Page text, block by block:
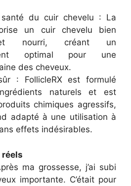
du cuir chevelu : La
un cuir chevelu bien
nourri, créant un
optimal pour une
des cheveux.
: FollicleRX est formulé
naturels et est
chimiques agressifs,
adapté à une utilisation à
effets indésirables.
réels
ma grossesse, j’ai subi
importante. C’était pour